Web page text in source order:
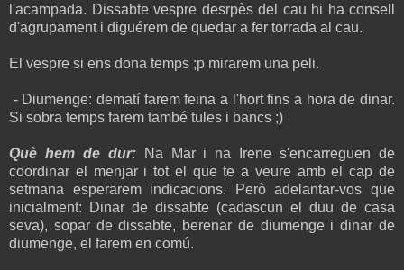
l'acampada. Dissabte vespre desrpès del cau hi ha consell
d'agrupament i diguérem de quedar a fer torrada al cau.
El vespre si ens dona temps ;p mirarem una peli.
- Diumenge: dematí farem feina a l'hort fins a hora de dinar.
Si sobra temps farem també tules i bancs ;)
Què hem de dur:
Na Mar i na Irene s'encarreguen de
coordinar el menjar i tot el que te a veure amb el cap de
setmana esperarem indicacions. Però adelantar-vos que
inicialment: Dinar de dissabte (cadascun el duu de casa
seva), sopar de dissabte, berenar de diumenge i dinar de
diumenge, el farem en comú.